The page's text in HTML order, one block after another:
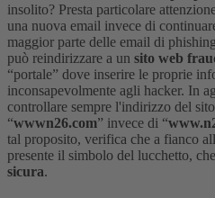
insolito? Presta particolare
una nuova email invece di
maggior parte delle email di
può reindirizzare a un sito web
“portale” dove inserire le proprie
inconsapevolmente agli hacker. In
controllare sempre l'indirizzo del
“wwwn26.com” invece di “
tal proposito, verifica che a fianco
presente il simbolo del lucchetto,
sicura.